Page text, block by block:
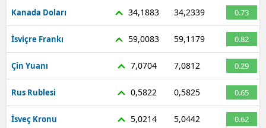
Kanada Doları 34,1883 34,2339 0.73
İsviçre Frankı 59,0083 59,1179 0.82
Çin Yuanı 7,0704 7,0812 0.29
Rus Rublesi 0,5822 0,5825 0.65
İsveç Kronu 5,0214 5,0442 0.62